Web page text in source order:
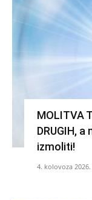
MOLITVA
DRUGIH,
izmoliti!
4. kolovoza 2026.